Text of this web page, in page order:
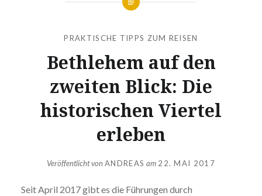
PRAKTISCHE TIPPS ZUM REISEN
Bethlehem auf den
zweiten Blick: Die
historischen Viertel
erleben
Veröffentlicht vonANDREAS am 22. MAI 2017
Seit April 2017 gibt es die Führungen durch